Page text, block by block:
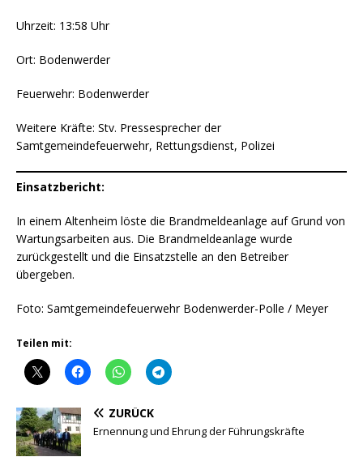
Uhrzeit: 13:58 Uhr
Ort: Bodenwerder
Feuerwehr: Bodenwerder
Weitere Kräfte: Stv. Pressesprecher der
Samtgemeindefeuerwehr, Rettungsdienst, Polizei
Einsatzbericht:
In einem Altenheim löste die Brandmeldeanlage auf Grund von
Wartungsarbeiten aus. Die Brandmeldeanlage wurde
zurückgestellt und die Einsatzstelle an den Betreiber
übergeben.
Foto: Samtgemeindefeuerwehr Bodenwerder-Polle / Meyer
Teilen mit:
ZURÜCK
Ernennung und Ehrung der Führungskräfte